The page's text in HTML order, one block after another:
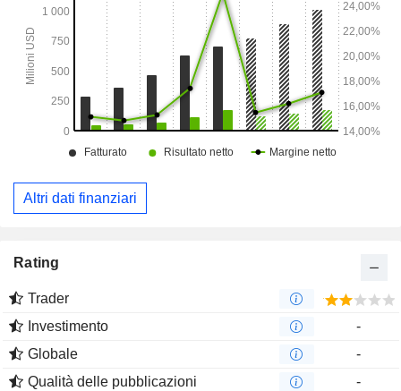
Altri dati finanziari
Rating
Trader
Investimento
-
Globale
-
Qualità delle pubblicazioni
-